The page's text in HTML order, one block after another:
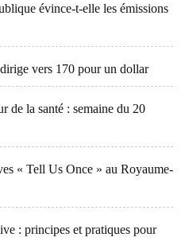
évince-t-elle les émissions
vers 170 pour un dollar
de la santé : semaine du 20
« Tell Us Once » au Royaume-
: principes et pratiques pour